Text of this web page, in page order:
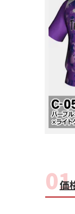
価
業日：月・火・木
業時間：10：00～
業日：月・火・木
業時間：10：00～
の購入履歴からの
見積もりの再見積
様のご登録頂いた
様のご登録頂いた
の購入履歴からの
見積もりの再見積
らの画面から、よ
先リストは最大10件
らの画面から、ログ
らの画面から、退会